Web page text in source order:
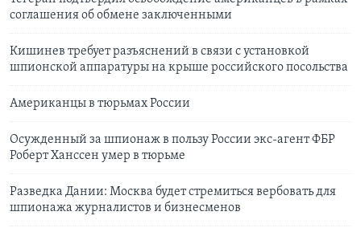
соглашения об обмене заключенными
Кишинев требует разъяснений в связи с установкой
шпионской аппаратуры на крыше российского посольства
Американцы в тюрьмах России
Осужденный за шпионаж в пользу России экс-агент ФБР
Роберт Ханссен умер в тюрьме
Разведка Дании: Москва будет стремиться вербовать для
шпионажа журналистов и бизнесменов